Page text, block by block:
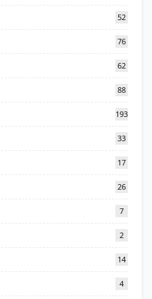
52
76
62
88
193
33
17
26
7
2
14
4